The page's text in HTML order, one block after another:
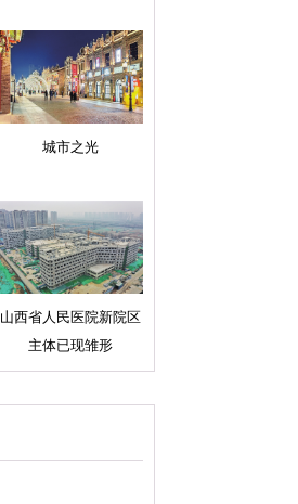
城市之光
山西省人民医院新院区
主体已现雏形